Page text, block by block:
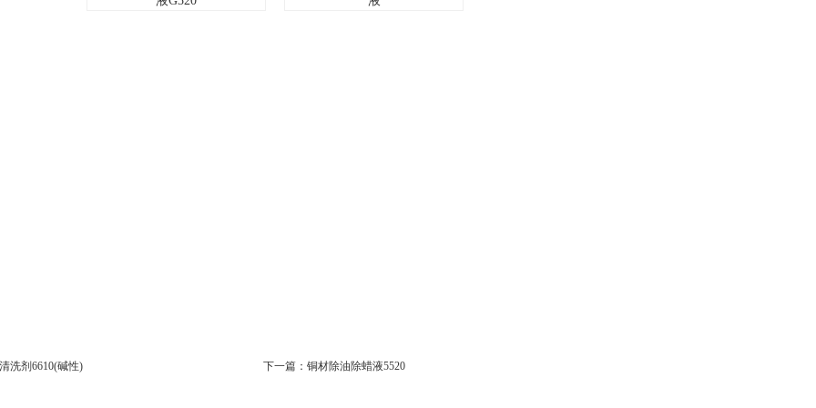
洗剂6610(碱性) 下一篇：铜材除油除蜡液5520